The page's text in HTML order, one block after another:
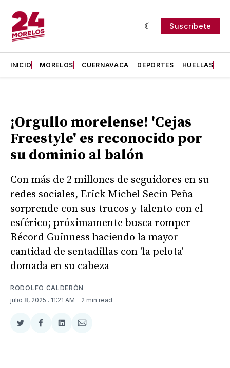
Suscríbete
INICIO MORELOS CUERNAVACA DEPORTES HUELLAS
¡Orgullo morelense! 'Cejas
Freestyle' es reconocido por
su dominio al balón
Con más de 2 millones de seguidores en su
redes sociales, Erick Michel Secin Peña
sorprende con sus trucos y talento con el
esférico; próximamente busca romper
Récord Guinness haciendo la mayor
cantidad de sentadillas con 'la pelota'
domada en su cabeza
RODOLFO CALDERÓN
julio 8, 2025 . 11:21 AM - 2 min read
Compartir
Twitter
Compartir
Facebook
Compartir
LinkedIn
Compartir
Email